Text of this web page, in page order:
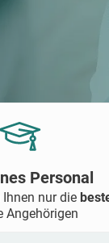
Personal
Ihnen nur die
Angehörigen